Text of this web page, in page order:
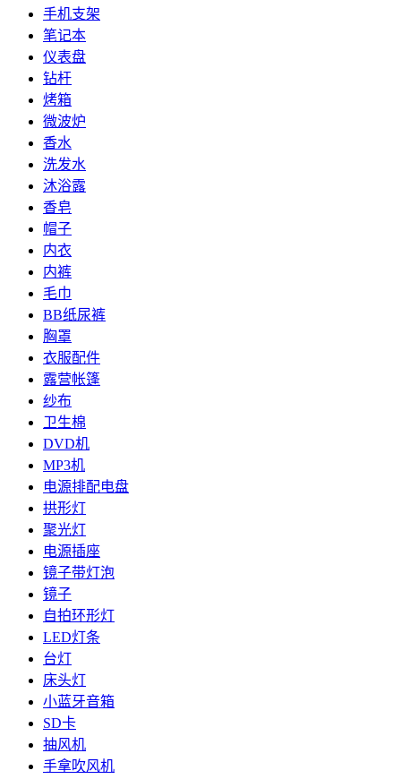
手机支架
笔记本
仪表盘
钻杆
烤箱
微波炉
香水
洗发水
沐浴露
香皂
帽子
内衣
内裤
毛巾
BB纸尿裤
胸罩
衣服配件
露营帐篷
纱布
卫生棉
DVD机
MP3机
电源排配电盘
拱形灯
聚光灯
电源插座
镜子带灯泡
镜子
自拍环形灯
LED灯条
台灯
床头灯
小蓝牙音箱
SD卡
抽风机
手拿吹风机